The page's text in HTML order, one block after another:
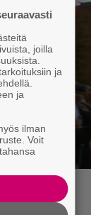
joilla
ja
ja
ilman
Voit